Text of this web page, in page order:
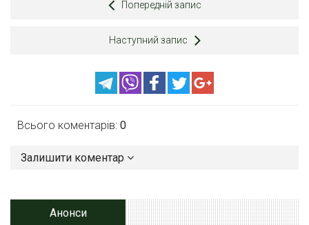
Попередній запис
Наступний запис
Всього коментарів: 0
Залишити коментар
Анонси